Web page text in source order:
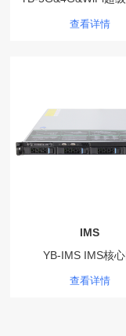
心网
查看详情
IMS
YB-IMS IMS核心
查看详情